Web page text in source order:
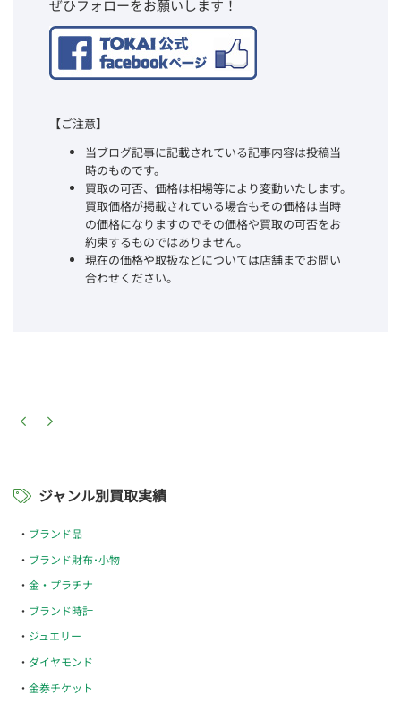
ぜひフォローをお願いします！
【ご注意】
当ブログ記事に記載されている記事内容は投稿当
時のものです。
買取の可否、価格は相場等により変動いたします。
買取価格が掲載されている場合もその価格は当時
の価格になりますのでその価格や買取の可否をお
約束するものではありません。
現在の価格や取扱などについては店舗までお問い
合わせください。
ジャンル別買取実績
ブランド品
ブランド財布･小物
金・プラチナ
ブランド時計
ジュエリー
ダイヤモンド
金券チケット